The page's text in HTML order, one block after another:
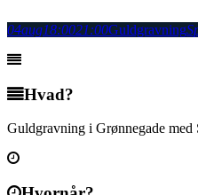
04aug18:0021:00Guldgravning
Hvad?
Guldgravning i Grønnegade med